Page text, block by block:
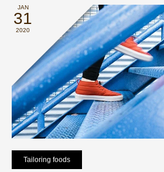
JAN
31
2020
Tailoring foods